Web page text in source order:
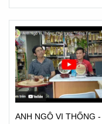
ANH NGÔ VI THỐNG -